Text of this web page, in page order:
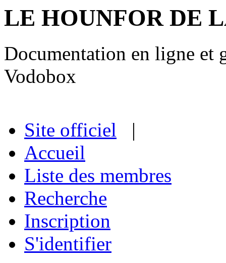
LE HOUNFOR DE
Documentation en ligne et
Vodobox
Site officiel |
Accueil
Liste des membres
Recherche
Inscription
S'identifier